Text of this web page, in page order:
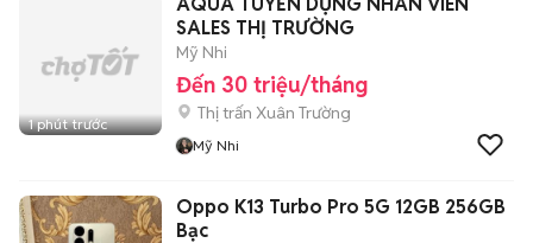
1 phút trước
SALES THỊ TRƯỜNG
Mỹ Nhi
Đến 30 triệu/tháng
Thị trấn Xuân Trường
Mỹ Nhi
Oppo K13 Turbo Pro 5G 12GB 256GB
Bạc